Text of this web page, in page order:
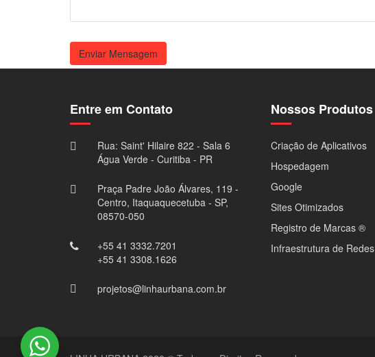
Enviar Mensagem
Entre em Contato
Rua: Saint' Hilaire 822 - Sala 6
Água Verde - Curitiba - PR
Praça Padre João Álvares, 119 -
Centro, Itaquaquecetuba - SP,
08570-050
+55 41 3332.7201
+55 41 3308.1626
projetos@linhaurbana.com.br
Nossos Produtos
Criação de Aplicativos
Hospedagem
Google
Sites Otimizados
Registro de Marcas ®
Infraestrutura de Redes